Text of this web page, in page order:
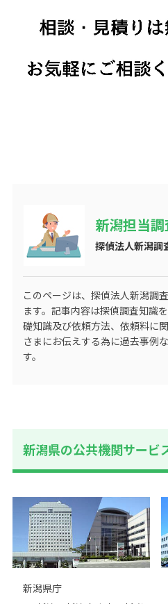
新潟担当
探偵法人新潟調
このページは、探偵法人新潟調
ます。記事内容は探偵調査知識
礎知識及び依頼方法、依頼料に
さまにお伝えする為に過去事例
す。
新潟県の公共機関サービ
新潟県庁